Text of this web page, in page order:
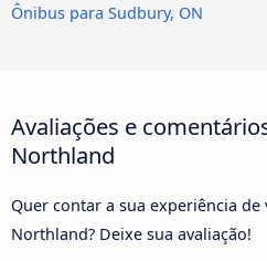
Ônibus para Sudbury, ON
Avaliações e
Northland
Quer contar a sua experiência
Northland? Deixe sua avaliação!